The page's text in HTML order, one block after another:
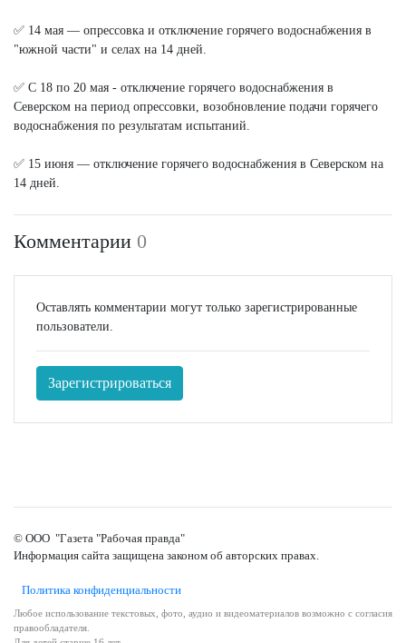
✅ 14 мая — опрессовка и отключение горячего водоснабжения в
"южной части" и селах на 14 дней.
✅ С 18 по 20 мая - отключение горячего водоснабжения в
Северском на период опрессовки, возобновление подачи горячего
водоснабжения по результатам испытаний.
✅ 15 июня — отключение горячего водоснабжения в Северском на
14 дней.
Комментарии 0
Оставлять комментарии могут только зарегистрированные
пользователи.
Зарегистрироваться
© ООО "Газета "Рабочая правда"
Информация сайта защищена законом об авторских правах.
Политика конфиденциальности
Любое использование текстовых, фото, аудио и видеоматериалов возможно с согласия
правообладателя.